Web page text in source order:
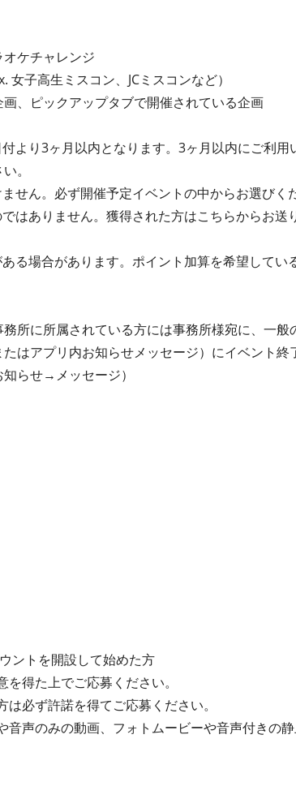
ケチャレンジ
子高生ミスコン、JCミスコンなど）
、ピックアップタブで開催されている企画
より3ヶ月以内となります。3ヶ月以内にご利
。
せん。必ず開催予定イベントの中からお選びく
はありません。獲得された方はこちらからお送
る場合があります。ポイント加算を希望してい
所に所属されている方には事務所様宛に、一般
はアプリ内お知らせメッセージ）にイベント終
らせ→メッセージ）
ントを開設して始めた方
得た上でご応募ください。
必ず許諾を得てご応募ください。
声のみの動画、フォトムービーや音声付きの静